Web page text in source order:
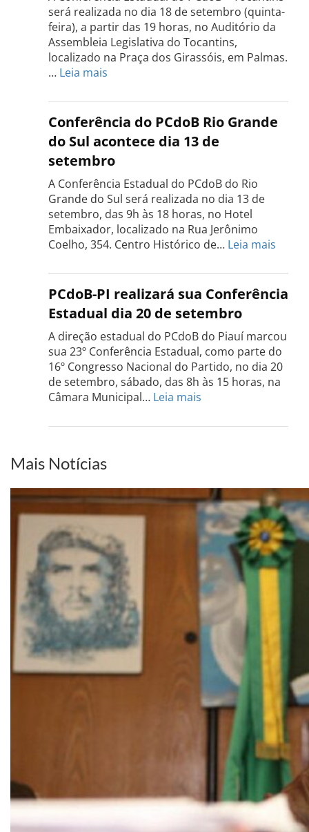
será realizada no dia 18 de setembro (quinta-
feira), a partir das 19 horas, no Auditório da
Assembleia Legislativa do Tocantins,
localizado na Praça dos Girassóis, em Palmas.
… Leia mais
Estadual
do
PCdoB
Tocantins
será
realizada
dia
18
de
setembro
Conferência do PCdoB Rio Grande
do Sul acontece dia 13 de
setembro
A Conferência Estadual do PCdoB do Rio
Grande do Sul será realizada no dia 13 de
setembro, das 9h às 18 horas, no Hotel
Embaixador, localizado na Rua Jerônimo
Coelho, 354. Centro Histórico de… Leia mais
do
PCdoB
Rio
do
Sul
dia
PCdoB-PI realizará sua Conferência
Estadual dia 20 de setembro
A direção estadual do PCdoB do Piauí marcou
sua 23º Conferência Estadual, como parte do
16º Congresso Nacional do Partido, no dia 20
de setembro, sábado, das 8h às 15 horas, na
Câmara Municipal… Leia mais
PI
Estadual
dia
20
de
setembro
Mais Notícias